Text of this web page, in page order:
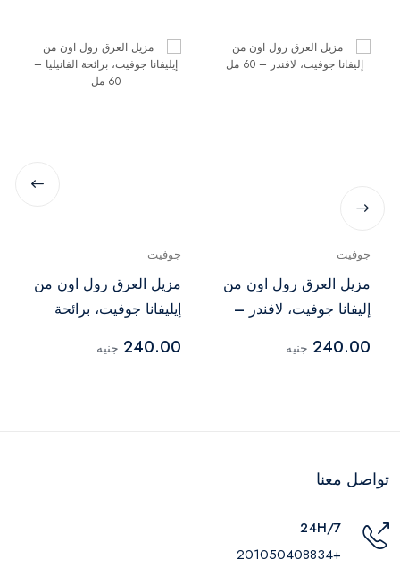
جوفيت
مزيل العرق رول اون من
إليفانا جوفيت، لافندر –
240.00 جنيه
جوفيت
مزيل العرق رول اون من
إيليفانا جوفيت، برائحة
240.00 جنيه
تواصل معنا
24H/7
+201050408834